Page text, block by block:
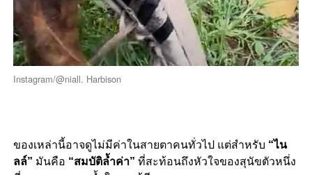
Instagram/@niall. Harbison
ของเหล่านี้อาจดูไม่มีค่าในสายตาคนทั่วไป แต่สำหรับ “ไน
ลล์” มันคือ “สมบัติล้ำค่า” ที่สะท้อนถึงหัวใจของสุนัขตัวหนึ่ง